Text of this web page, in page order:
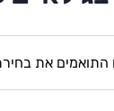
התואמים את